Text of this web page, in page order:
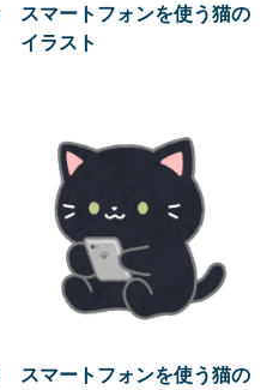
スマートフォンを使う猫の
イラスト
スマートフォンを使う猫の